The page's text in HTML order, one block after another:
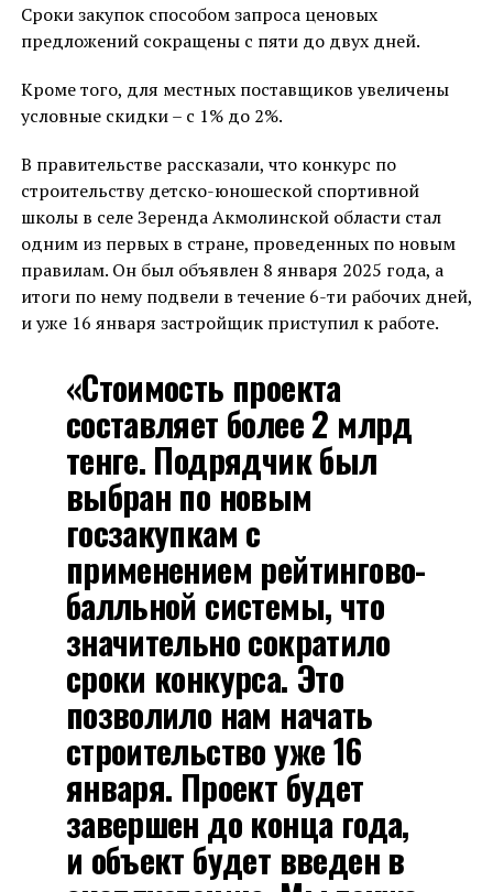
Сроки закупок способом запроса ценовых
предложений сокращены с пяти до двух дней.
Кроме того, для местных поставщиков увеличены
условные скидки – с 1% до 2%.
В правительстве рассказали, что конкурс по
строительству детско-юношеской спортивной
школы в селе Зеренда Акмолинской области стал
одним из первых в стране, проведенных по новым
правилам. Он был объявлен 8 января 2025 года, а
итоги по нему подвели в течение 6-ти рабочих дней,
и уже 16 января застройщик приступил к работе.
«Стоимость проекта
составляет более 2 млрд
тенге. Подрядчик был
выбран по новым
госзакупкам с
применением рейтингово-
балльной системы, что
значительно сократило
сроки конкурса. Это
позволило нам начать
строительство уже 16
января. Проект будет
завершен до конца года,
и объект будет введен в